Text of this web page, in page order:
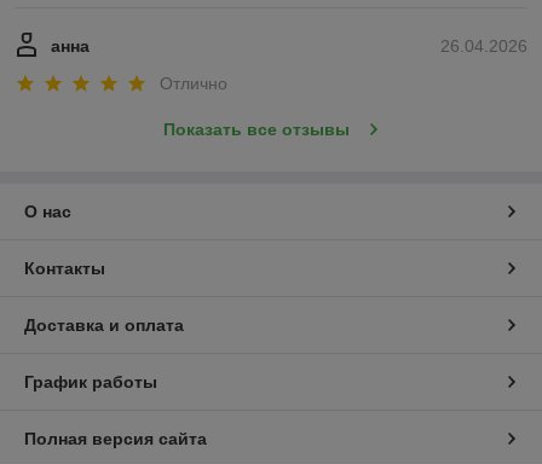
26.04.2026
анна
Отлично
Показать все отзывы
О нас
Контакты
Доставка и оплата
График работы
Полная версия сайта